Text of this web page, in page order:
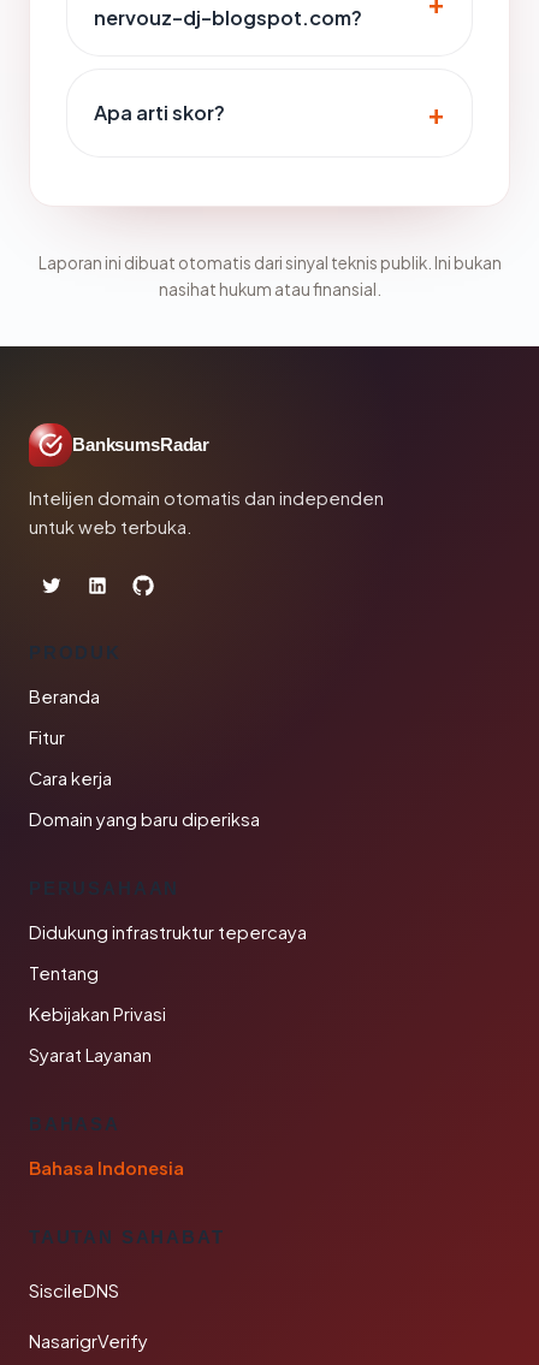
nervouz-dj-blogspot.com?
Apa arti skor?
Laporan ini dibuat otomatis dari sinyal teknis publik. Ini bukan
nasihat hukum atau finansial.
BanksumsRadar
Intelijen domain otomatis dan independen
untuk web terbuka.
PRODUK
Beranda
Fitur
Cara kerja
Domain yang baru diperiksa
PERUSAHAAN
Didukung infrastruktur tepercaya
Tentang
Kebijakan Privasi
Syarat Layanan
BAHASA
Bahasa Indonesia
TAUTAN SAHABAT
SiscileDNS
NasarigrVerify